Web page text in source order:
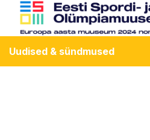
Uudised & sündmused